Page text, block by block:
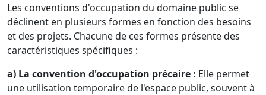
Les conventions d'occupation du domaine public se
déclinent en plusieurs formes en fonction des besoins
et des projets. Chacune de ces formes présente des
caractéristiques spécifiques :
a) La convention d'occupation précaire : Elle permet
une utilisation temporaire de l'espace public, souvent à